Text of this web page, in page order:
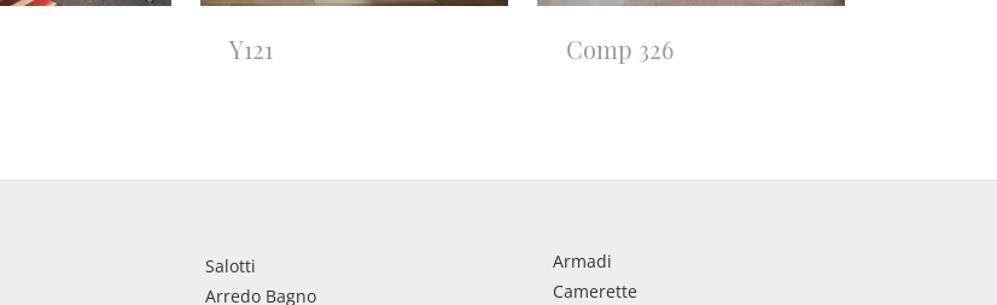
Y121 Comp 326
Salotti
Arredo Bagno
Armadi
Camerette